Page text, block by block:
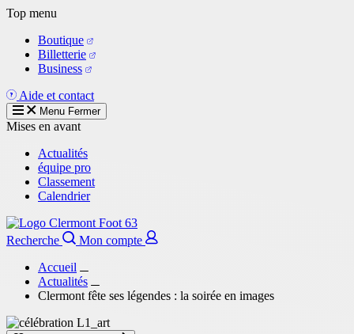
Aller
contenu
principal
Top menu
Boutique
Billetterie
Business
Aide et contact
Menu Fermer
Mises en avant
Actualités
équipe pro
Classement
Calendrier
Recherche
Mon compte
Accueil
Actualités
Clermont fête ses légendes : la soirée en images